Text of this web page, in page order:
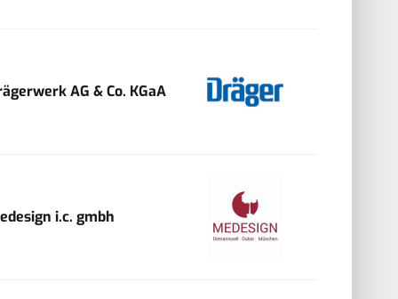
AG & Co. KGaA
i.c. gmbh